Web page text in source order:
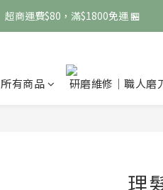
超商運費$80，滿$1800免運 🏪
超商運費$80，滿$1800免運 🏪
超商運費$80，滿$1800免運 🏪
所有商品 研磨維修｜職人磨
理